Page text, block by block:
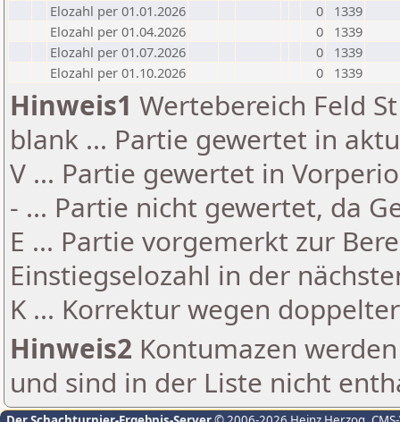
Elozahl per 01.01.2026
0
1339
Elozahl per 01.04.2026
0
1339
Elozahl per 01.07.2026
0
1339
Elozahl per 01.10.2026
0 1339
Hinweis1 Wertebereich Feld
blank ... Partie gewertet in
V ... Partie gewertet in
- ... Partie nicht gewertet, da
E ... Partie vorgemerkt zur
Einstiegselozahl in der
K ... Korrektur wegen
Hinweis2 Kontumazen
und sind in der Liste nicht